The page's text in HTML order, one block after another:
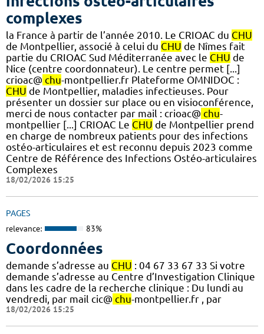
complexes
la France à partir de l’année 2010. Le CRIOAC du CHU
de Montpellier, associé à celui du CHU de Nîmes fait
partie du CRIOAC Sud Méditerranée avec le CHU de
Nice (centre coordonnateur). Le centre permet [...]
crioac@ chu-montpellier.fr Plateforme OMNIDOC :
CHU de Montpellier, maladies infectieuses. Pour
présenter un dossier sur place ou en visioconférence,
merci de nous contacter par mail : crioac@ chu-
montpellier [...] CRIOAC Le CHU de Montpellier prend
en charge de nombreux patients pour des infections
ostéo-articulaires et est reconnu depuis 2023 comme
Centre de Référence des Infections Ostéo-articulaires
Complexes
18/02/2026 15:25
PAGES
relevance: 83%
Coordonnées
demande s’adresse au CHU : 04 67 33 67 33 Si votre
demande s’adresse au Centre d’Investigation Clinique
dans les cadre de la recherche clinique : Du lundi au
vendredi, par mail cic@ chu-montpellier.fr , par
18/02/2026 15:25